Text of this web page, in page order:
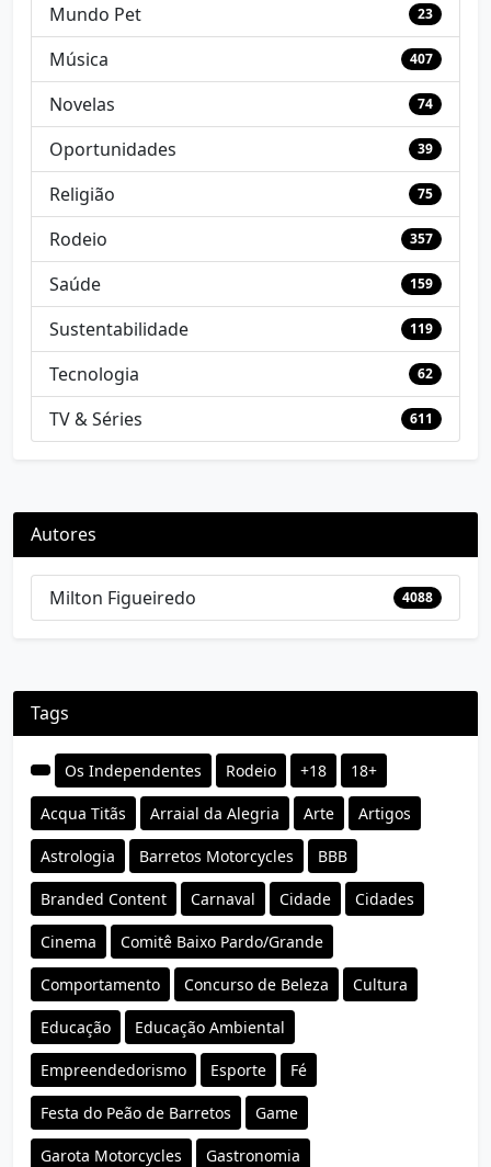
Mundo Pet 23
Música 407
Novelas 74
Oportunidades 39
Religião 75
Rodeio 357
Saúde 159
Sustentabilidade 119
Tecnologia 62
TV & Séries 611
Autores
Milton Figueiredo 4088
Tags
Os Independentes Rodeio +18 18+
Acqua Titãs Arraial da Alegria Arte Artigos
Astrologia Barretos Motorcycles BBB
Branded Content Carnaval Cidade Cidades
Cinema Comitê Baixo Pardo/Grande
Comportamento Concurso de Beleza Cultura
Educação Educação Ambiental
Empreendedorismo Esporte Fé
Festa do Peão de Barretos Game
Garota Motorcycles Gastronomia